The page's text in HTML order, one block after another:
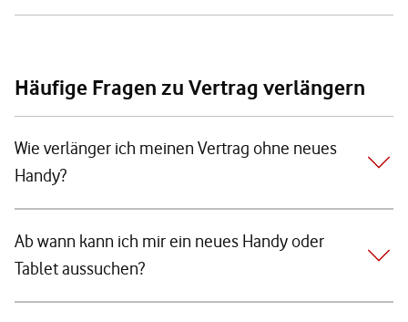
Häufige Fragen zu Vertrag verlängern
Wie verlänger ich meinen Vertrag ohne neues
Handy?
Ab wann kann ich mir ein neues Handy oder
Tablet aussuchen?